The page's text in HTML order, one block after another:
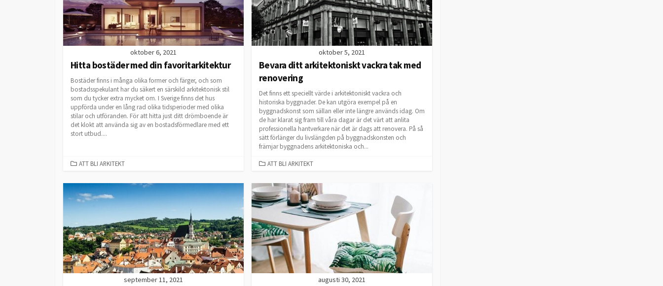
oktober 6, 2021
Hitta bostäder med din favoritarkitektur
Bostäder finns i många olika former och färger, och som
bostadsspekulant har du säkert en särskild arkitektonisk stil
som du tycker extra mycket om. I Sverige finns det hus
uppförda under en lång rad olika tidsperioder med olika
stilar och utföranden. För att hitta just ditt drömboende är
det klokt att använda sig av en bostadsförmedlare med ett
stort utbud....
CATEGORIES
ATT BLI ARKITEKT
oktober 5, 2021
Bevara ditt arkitektoniskt vackra tak med
renovering
Det finns ett speciellt värde i arkitektoniskt vackra och
historiska byggnader. De kan utgöra exempel på en
byggnadskonst som sällan eller inte längre används idag. Om
de har klarat sig fram till våra dagar är det värt att anlita
professionella hantverkare när det är dags att renovera. På så
sätt förlänger du livslängden på byggnadskonsten och
främjar byggnadens arkitektoniska och...
CATEGORIES
ATT BLI ARKITEKT
september 11, 2021 augusti 30, 2021